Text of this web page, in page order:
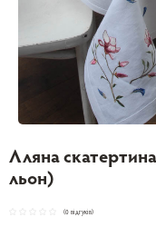
Лляна
льон)
(0 відгуків)